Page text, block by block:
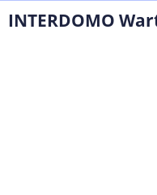
INTERDOMO